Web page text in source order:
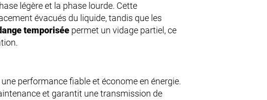
légère et la phase lourde. Cette
évacués du liquide, tandis que les
temporisée permet un vidage partiel, ce
performance fiable et économe en énergie.
et garantit une transmission de